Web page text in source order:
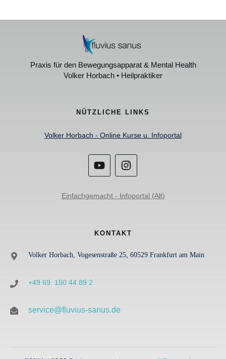
Praxis für den Bewegungsapparat & Mental Health
Volker Horbach • Heilpraktiker
NÜTZLICHE LINKS
Volker Horbach - Online Kurse u. Infoportal
Einfachgemacht - Infoportal (Alt)
KONTAKT
Volker Horbach, Vogesenstraße 25, 60529 Frankfurt am Main
+49 69. 150 44 89 2
service@fluvius-sanus.de